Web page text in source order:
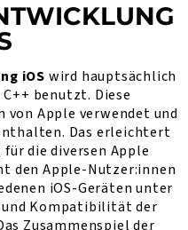
iOS wird hauptsächlich
benutzt. Diese
Apple verwendet und
Das erleichtert
die diversen Apple
den Apple-Nutzer:innen
iOS-Geräten unter
Kompatibilität der
Zusammenspiel der